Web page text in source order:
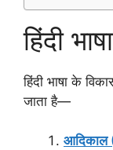
हिंदी
हिंदी भाषा के
जाता है—
आदिकाल